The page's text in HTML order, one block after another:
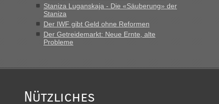
Staniza Luganskaja - Die «Säuberung» der
Staniza
Der IWF gibt Geld ohne Reformen
Der Getreidemarkt: Neue Ernte, alte
Probleme
Nützliches